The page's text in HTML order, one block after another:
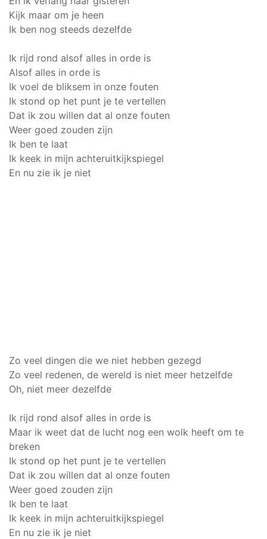
Kijk maar om je heen
Ik ben nog steeds dezelfde
Ik rijd rond alsof alles in orde is
Alsof alles in orde is
Ik voel de bliksem in onze fouten
Ik stond op het punt je te vertellen
Dat ik zou willen dat al onze fouten
Weer goed zouden zijn
Ik ben te laat
Ik keek in mijn achteruitkijkspiegel
En nu zie ik je niet
Zo veel dingen die we niet hebben gezegd
Zo veel redenen, de wereld is niet meer hetzelfde
Oh, niet meer dezelfde
Ik rijd rond alsof alles in orde is
Maar ik weet dat de lucht nog een wolk heeft om te
breken
Ik stond op het punt je te vertellen
Dat ik zou willen dat al onze fouten
Weer goed zouden zijn
Ik ben te laat
Ik keek in mijn achteruitkijkspiegel
En nu zie ik je niet